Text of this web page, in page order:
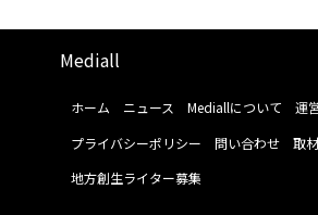
Mediall
ホーム ニュース Mediallについて
運
プライバシーポリシー
問い合わせ
取
地方創生ライター募集